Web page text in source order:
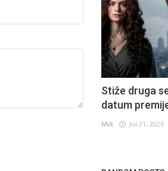
Stiže druga
datum
Milt Jul 21, 2026